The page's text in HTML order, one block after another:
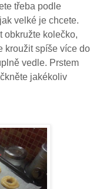
třeba podle
velké je chcete.
obkružte kolečko,
kroužit spíše více do
vedle. Prstem
jakékoliv